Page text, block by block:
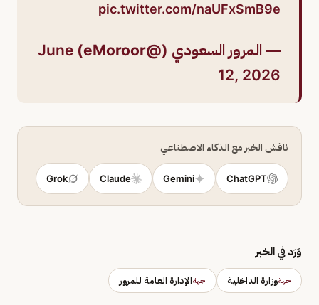
pic.twitter.com/naUFxSmB9e
— المرور السعودي (@eMoroor)
June
12, 2026
ناقش الخبر مع الذكاء الاصطناعي
ChatGPT
Gemini
Claude
Grok
وَرَد في الخبر
جهةوزارة الداخلية جهةالإدارة العامة للمرور